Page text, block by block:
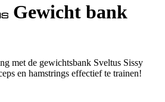
Gewicht bank
met de gewichtsbank Sveltus Sissy
en hamstrings effectief te trainen!